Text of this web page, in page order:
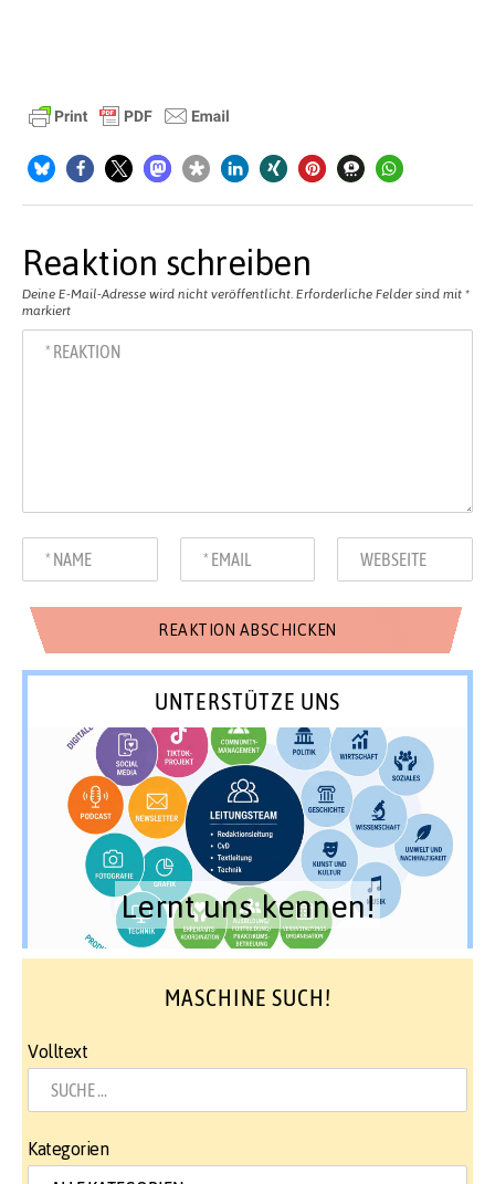
Reaktion schreiben
Deine E-Mail-Adresse wird nicht veröffentlicht. Erforderliche Felder sind mit *
markiert
UNTERSTÜTZE UNS
Lernt uns kennen!
MASCHINE SUCH!
Volltext
Kategorien